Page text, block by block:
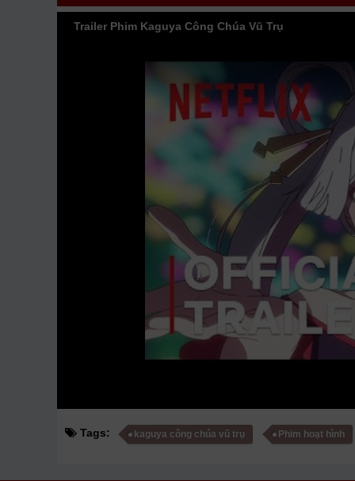
Công Chúa Vũ Trụ vtv HTV SCTV GOTV FullHD
Trailer Phim Kaguya Công Chúa Vũ Trụ
Tags: kaguya công chúa vũ trụ Phim hoạt hình